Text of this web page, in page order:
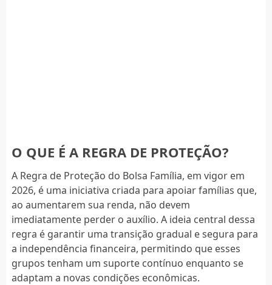
O QUE É A REGRA DE PROTEÇÃO?
A Regra de Proteção do Bolsa Família, em vigor em
2026, é uma iniciativa criada para apoiar famílias que,
ao aumentarem sua renda, não devem
imediatamente perder o auxílio. A ideia central dessa
regra é garantir uma transição gradual e segura para
a independência financeira, permitindo que esses
grupos tenham um suporte contínuo enquanto se
adaptam a novas condições econômicas.